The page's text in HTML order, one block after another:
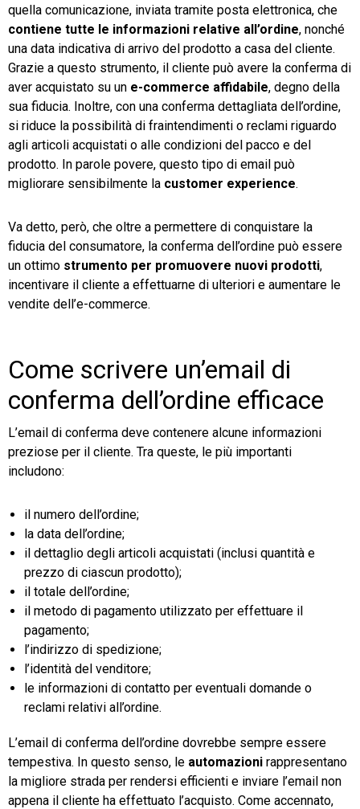
quella comunicazione, inviata tramite posta elettronica, che
contiene tutte le informazioni relative all’ordine, nonché
una data indicativa di arrivo del prodotto a casa del cliente.
Grazie a questo strumento, il cliente può avere la conferma di
aver acquistato su un e-commerce affidabile, degno della
sua fiducia. Inoltre, con una conferma dettagliata dell’ordine,
si riduce la possibilità di fraintendimenti o reclami riguardo
agli articoli acquistati o alle condizioni del pacco e del
prodotto. In parole povere, questo tipo di email può
migliorare sensibilmente la customer experience.
Va detto, però, che oltre a permettere di conquistare la
fiducia del consumatore, la conferma dell’ordine può essere
un ottimo strumento per promuovere nuovi prodotti,
incentivare il cliente a effettuarne di ulteriori e aumentare le
vendite dell’e-commerce.
Come scrivere un’email di
conferma dell’ordine efficace
L’email di conferma deve contenere alcune informazioni
preziose per il cliente. Tra queste, le più importanti
includono:
il numero dell’ordine;
la data dell’ordine;
il dettaglio degli articoli acquistati (inclusi quantità e
prezzo di ciascun prodotto);
il totale dell’ordine;
il metodo di pagamento utilizzato per effettuare il
pagamento;
l’indirizzo di spedizione;
l’identità del venditore;
le informazioni di contatto per eventuali domande o
reclami relativi all’ordine.
L’email di conferma dell’ordine dovrebbe sempre essere
tempestiva. In questo senso, le automazioni rappresentano
la migliore strada per rendersi efficienti e inviare l’email non
appena il cliente ha effettuato l’acquisto. Come accennato,